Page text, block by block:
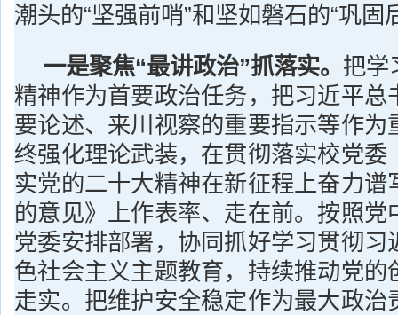
潮头的“坚强前哨”和坚如磐石的“巩固
一是聚焦“最讲政治”抓落实。 把学
精神作为首要政治任务，把习近平总
要论述、来川视察的重要指示等作为
终强化理论武装，在贯彻落实校党委
实党的二十大精神在新征程上奋力谱
的意见》上作表率、走在前。按照党
党委安排部署，协同抓好学习贯彻习
色社会主义主题教育，持续推动党的
走实。把维护安全稳定作为最大政治